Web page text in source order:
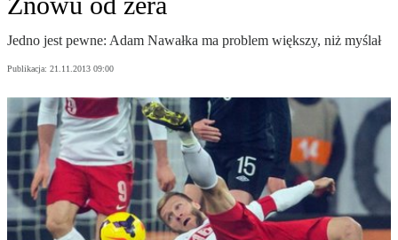
Jedno jest pewne: Adam Nawałka ma problem większy, niż myślał
Publikacja: 21.11.2013 09:00